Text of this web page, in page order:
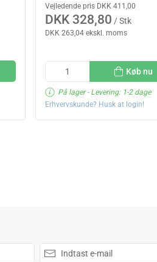
Vejledende pris DKK 411,00
DKK 328,80 / Stk
DKK 263,04 ekskl. moms
Køb nu
På lager- Levering: 1-2 dage
Erhvervskunde? Husk at login!